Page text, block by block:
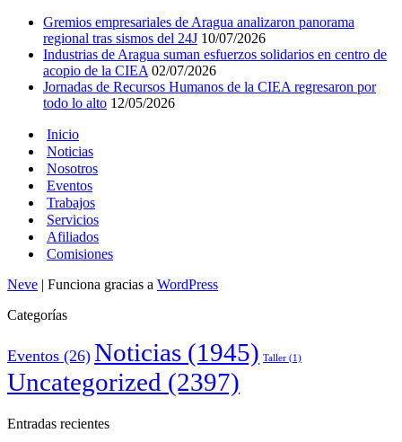
Gremios empresariales de Aragua analizaron panorama
regional tras sismos del 24J 10/07/2026
Industrias de Aragua suman esfuerzos solidarios en centro de
acopio de la CIEA 02/07/2026
Jornadas de Recursos Humanos de la CIEA regresaron por
todo lo alto 12/05/2026
Inicio
Noticias
Nosotros
Eventos
Trabajos
Servicios
Afiliados
Comisiones
Neve | Funciona gracias a WordPress
Categorías
Eventos (26) Noticias (1945) Taller (1)
Uncategorized (2397)
Entradas recientes